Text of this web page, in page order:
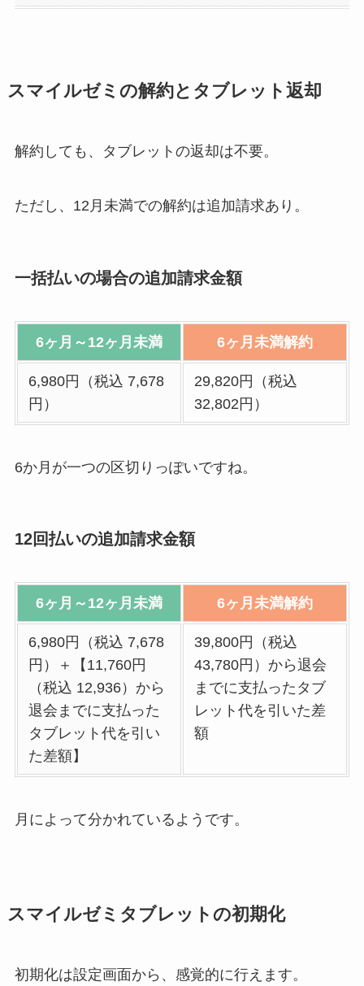
スマイルゼミの解約とタブレット返却
解約しても、タブレットの返却は不要。
ただし、12月未満での解約は追加請求あり。
一括払いの場合の追加請求金額
6ヶ月～12ヶ月未満 6ヶ月未満解約
6,980円（税込 7,678
円）
29,820円（税込
32,802円）
6か月が一つの区切りっぽいですね。
12回払いの追加請求金額
6ヶ月～12ヶ月未満 6ヶ月未満解約
6,980円（税込 7,678
円）＋【11,760円
（税込 12,936）から
退会までに支払った
タブレット代を引い
た差額】
39,800円（税込
43,780円）から退会
までに支払ったタブ
レット代を引いた差
額
月によって分かれているようです。
スマイルゼミタブレットの初期化
初期化は設定画面から、感覚的に行えます。